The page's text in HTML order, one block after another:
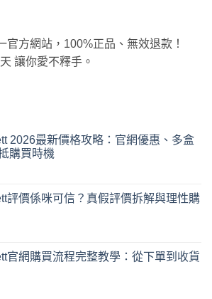
官方網站，100%正品、無效退款！
讓你愛不釋手。
2026最新價格攻略：官網優惠、多盒
購買時機
評價係咪可信？真假評價拆解與理性購
官網購買流程完整教學：從下單到收貨